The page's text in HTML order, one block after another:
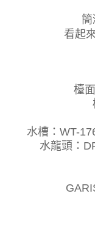
簡
看起
檯
水槽：WT-
水龍頭：